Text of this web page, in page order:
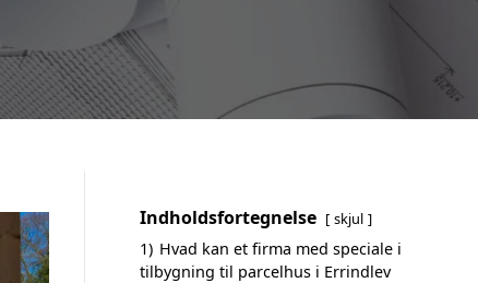
Indholdsfortegnelse skjul
1) Hvad kan et firma med speciale i
tilbygning til parcelhus i Errindlev